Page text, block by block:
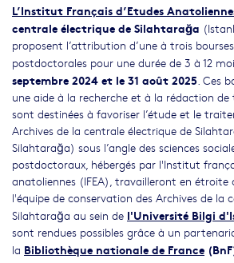
L’Institut Français d’Etudes
centrale électrique de Silahtarağa
proposent l’attribution d’une à trois
postdoctorales pour une durée de 3 à 12
septembre 2024 et le 31 août 2025 . Ces
une aide à la recherche et à la rédaction de
sont destinées à favoriser l’étude et le
Archives de la centrale électrique de
Silahtarağa) sous l’angle des sciences
postdoctoraux, hébergés par l'Institut
anatoliennes (IFEA), travailleront en étroite
l'équipe de conservation des Archives de la
Silahtarağa au sein de l'Université Bilgi
sont rendues possibles grâce à un
la Bibliothèque nationale de France